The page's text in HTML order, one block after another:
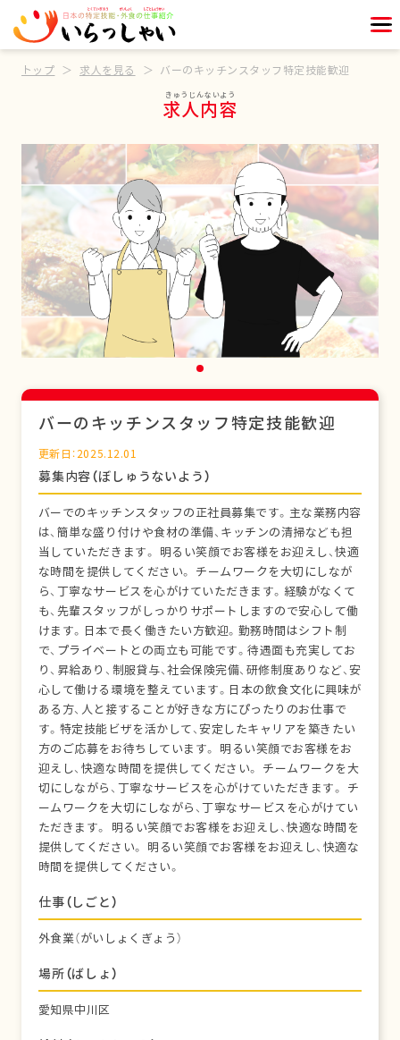
トップ 求人を見る バーのキッチンスタッフ特定技能歓迎
求人内容
バーのキッチンスタッフ特定技能歓迎
更新日：2025.12.01
募集内容（ぼしゅうないよう）
バーでのキッチンスタッフの正社員募集です。主な業務内容
は、簡単な盛り付けや食材の準備、キッチンの清掃なども担
当していただきます。 明るい笑顔でお客様をお迎えし、快適
な時間を提供してください。 チームワークを大切にしなが
ら、丁寧なサービスを心がけていただきます。経験がなくて
も、先輩スタッフがしっかりサポートしますので安心して働
けます。日本で長く働きたい方歓迎。勤務時間はシフト制
で、プライベートとの両立も可能です。待遇面も充実してお
り、昇給あり、制服貸与、社会保険完備、研修制度ありなど、安
心して働ける環境を整えています。日本の飲食文化に興味が
ある方、人と接することが好きな方にぴったりのお仕事で
す。特定技能ビザを活かして、安定したキャリアを築きたい
方のご応募をお待ちしています。 明るい笑顔でお客様をお
迎えし、快適な時間を提供してください。 チームワークを大
切にしながら、丁寧なサービスを心がけていただきます。 チ
ームワークを大切にしながら、丁寧なサービスを心がけてい
ただきます。 明るい笑顔でお客様をお迎えし、快適な時間を
提供してください。 明るい笑顔でお客様をお迎えし、快適な
時間を提供してください。
仕事（しごと）
外食業（がいしょくぎょう）
場所（ばしょ）
愛知県中川区